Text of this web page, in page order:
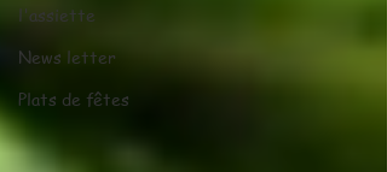
l'assiette
News letter
Plats de fêtes